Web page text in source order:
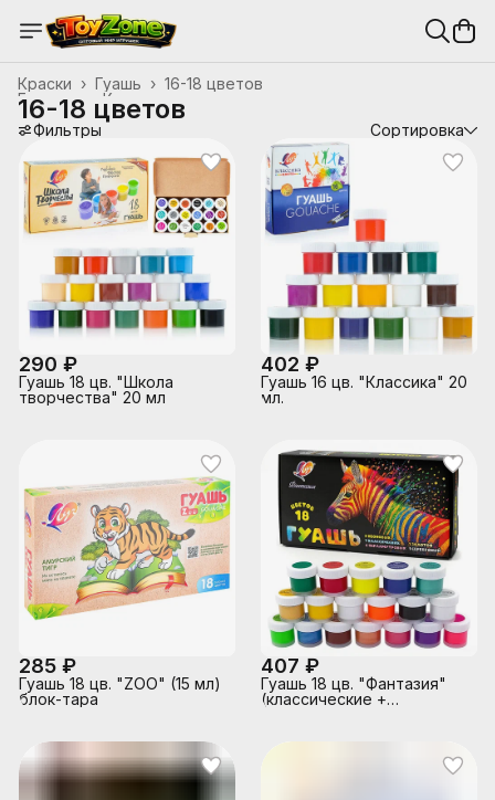
16-18 цветов
Гуашь ›
Краски ›
Канцтовары, школьные принадлежности
Главная
16-18 цветов
Фильтры Сортировка
290 ₽
Гуашь 18 цв. "Школа
творчества" 20 мл
402 ₽
Гуашь 16 цв. "Классика" 20
мл.
285 ₽
Гуашь 18 цв. "ZOO" (15 мл)
блок-тара
407 ₽
Гуашь 18 цв. "Фантазия"
(классические +